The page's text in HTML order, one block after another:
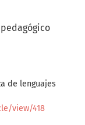
de lenguajes
view/418